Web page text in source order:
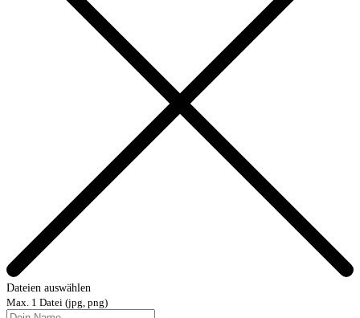
Dateien auswählen
Max. 1 Datei (jpg, png)